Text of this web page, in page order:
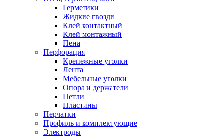
Герметики
Жидкие гвозди
Клей контактный
Клей монтажный
Пена
Перфорация
Крепежные уголки
Лента
Мебельные уголки
Опора и держатели
Петли
Пластины
Перчатки
Профиль и комплектующие
Электроды